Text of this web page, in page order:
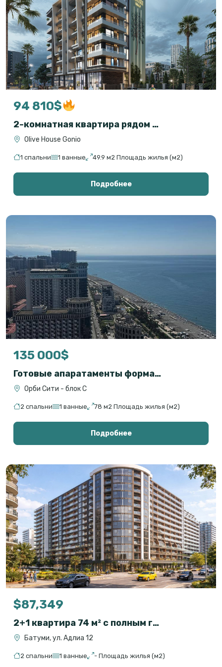
94 810$
2-комнатная квартира рядом с морем в Гонио, Батуми — Olive House
Olive House Gonio
1 спальни 1 ванные 49.9 м2 Площадь жилья (м2)
Подробнее
135 000$
Готовые апаратаменты формата 2+1 на первой линии с прямым видом на море
Орби Сити - блок С
2 спальни 1 ванные 78 м2 Площадь жилья (м2)
Подробнее
$87,349
2+1 квартира 74 м² с полным гостиничным сервисом в OXY Residence, Батуми
Батуми, ул. Адлиа 12
2 спальни 1 ванные - Площадь жилья (м2)